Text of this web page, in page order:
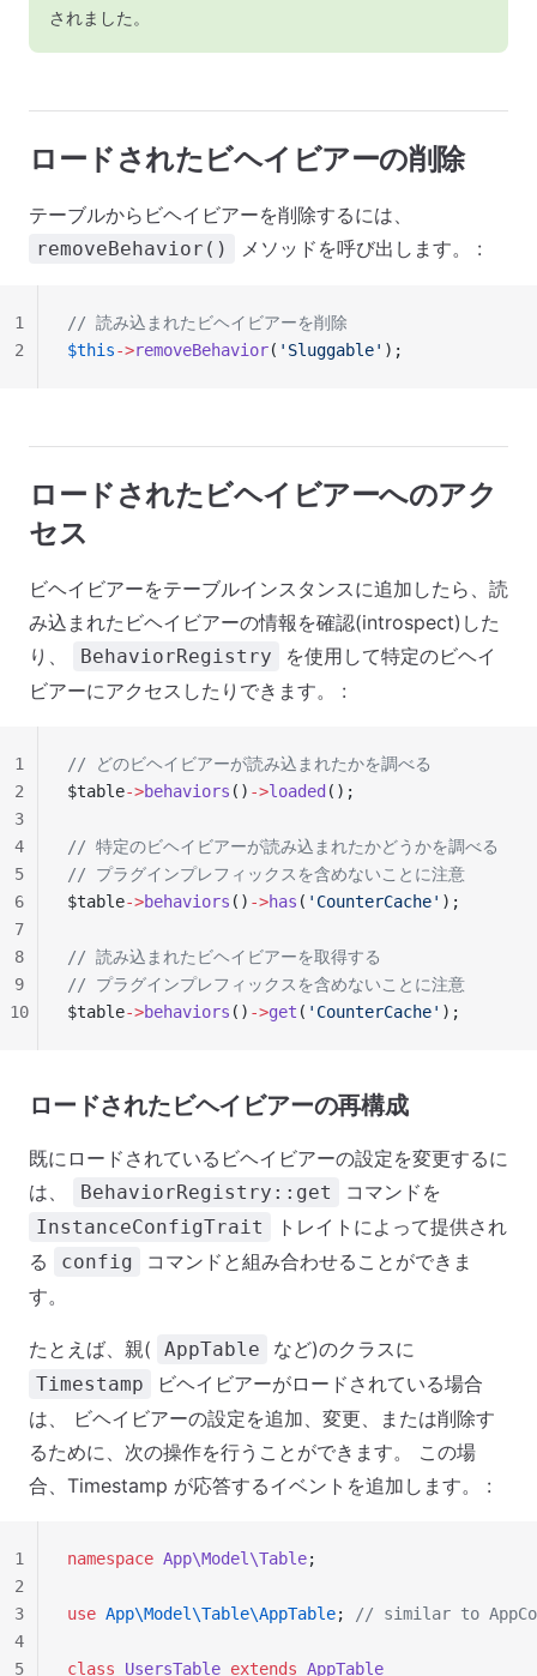
されました。
ロードされたビヘイビアーの削除
テーブルからビヘイビアーを削除するには、
removeBehavior() メソッドを呼び出します。 :
// 読み込まれたビヘイビアーを削除
$this->removeBehavior( 'Sluggable' );
1
2
ロードされたビヘイビアーへのアク
セス
ビヘイビアーをテーブルインスタンスに追加したら、読
み込まれたビヘイビアーの情報を確認(introspect)した
り、
BehaviorRegistry
を使用して特定のビヘイ
ビアーにアクセスしたりできます。 :
// どのビヘイビアーが読み込まれたかを調べる
$table->behaviors () ->loaded ();
// 特定のビヘイビアーが読み込まれたかどうかを調べる
// プラグインプレフィックスを含めないことに注意
$table->behaviors () ->has ( 'CounterCache' );
// 読み込まれたビヘイビアーを取得する
// プラグインプレフィックスを含めないことに注意
$table->behaviors () ->get ( 'CounterCache' );
1
2
3
4
5
6
7
8
9
10
ロードされたビヘイビアーの再構成
既にロードされているビヘイビアーの設定を変更するに
は、
BehaviorRegistry::get コマンドを
InstanceConfigTrait
トレイトによって提供され
る
config
コマンドと組み合わせることができま
す。
たとえば、親( AppTable など)のクラスに
Timestamp
ビヘイビアーがロードされている場合
は、 ビヘイビアーの設定を追加、変更、または削除す
るために、次の操作を行うことができます。 この場
合、Timestamp が応答するイベントを追加します。 :
namespace App\Model\Table;
use App\Model\Table\AppTable; // similar to
class UsersTable extends AppTable
1
2
3
4
5